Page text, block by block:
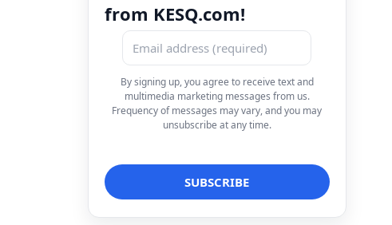
from KESQ.com!
By signing up, you agree to receive text and
multimedia marketing messages from us.
Frequency of messages may vary, and you may
unsubscribe at any time.